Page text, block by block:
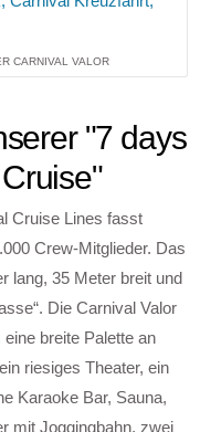
CARNIVAL VALOR
"7 days
Cruise Lines fasst
Crew-Mitglieder. Das
lang, 35 Meter breit und
Die Carnival Valor
breite Palette an
riesiges Theater, ein
Karaoke Bar, Sauna,
mit Joggingbahn, zwei